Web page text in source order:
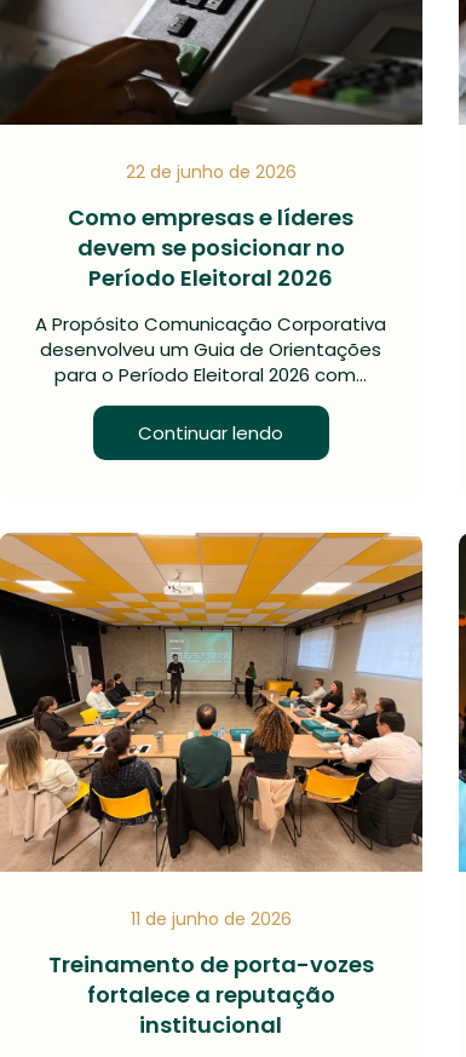
22 de junho de 2026
Como empresas e líderes
devem se posicionar no
Período Eleitoral 2026
A Propósito Comunicação Corporativa
desenvolveu um Guia de Orientações
para o Período Eleitoral 2026 com…
Continuar lendo
11 de junho de 2026
Treinamento de porta-vozes
fortalece a reputação
institucional